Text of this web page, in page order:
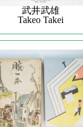
武井武雄
Takeo Takei